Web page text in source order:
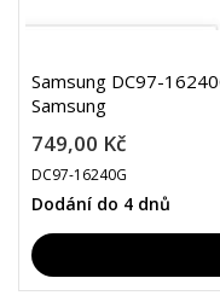
Samsung DC97-
Samsung
749,00 Kč
DC97-16240G
Dodání do 4 dnů